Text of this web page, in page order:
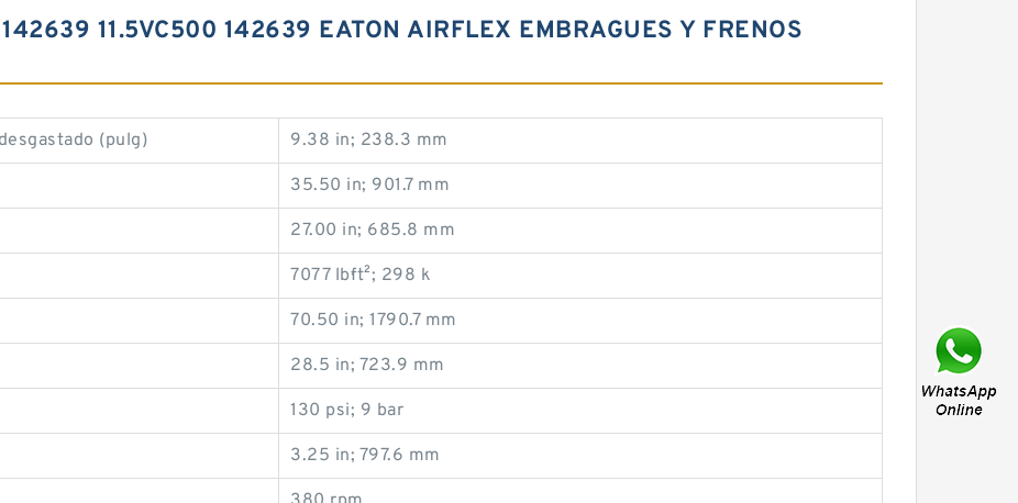
11.5VC500 142639 EATON AIRFLEX EMBRAGUES Y FRENOS
(pulg) 9.38 in; 238.3 mm
35.50 in; 901.7 mm
27.00 in; 685.8 mm
7077 lb·ft²; 298 k
70.50 in; 1790.7 mm
28.5 in; 723.9 mm
130 psi; 9 bar
3.25 in; 797.6 mm